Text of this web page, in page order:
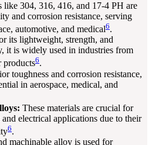
like 304, 316, 416, and 17-4 PH are
and corrosion resistance, serving
automotive, and medical6.
its lightweight, strength, and
it is widely used in industries from
products6.
toughness and corrosion resistance,
in aerospace, medical, and
These materials are crucial for
electrical applications due to their
6.
machinable alloy is used for